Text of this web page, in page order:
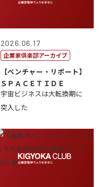
2026.06.17
企業家倶楽部アーカイブ
【ベンチャー・リポート】
ＳＰＡＣＥＴＩＤＥ
宇宙ビジネスは大転換期に
突入した